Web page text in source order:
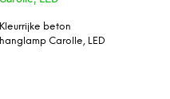
Kleurrijke beton
hanglamp Carolle, LED